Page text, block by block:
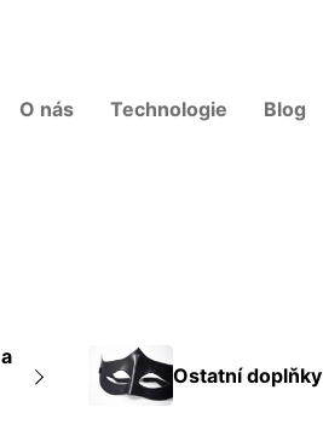
O nás Technologie Blog
Ostatní doplňky